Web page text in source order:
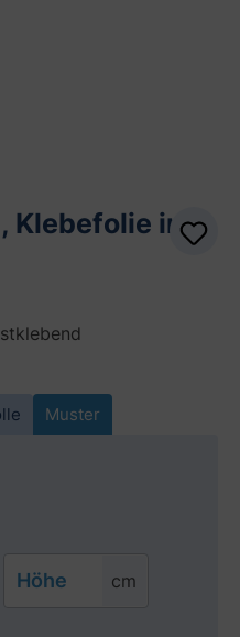
Klebefolie in
Muster
Höhe cm